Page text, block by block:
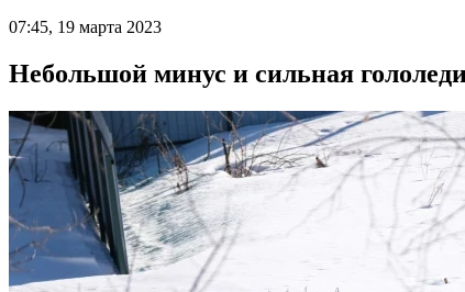
07:45, 19 марта 2023
Небольшой минус и сильная